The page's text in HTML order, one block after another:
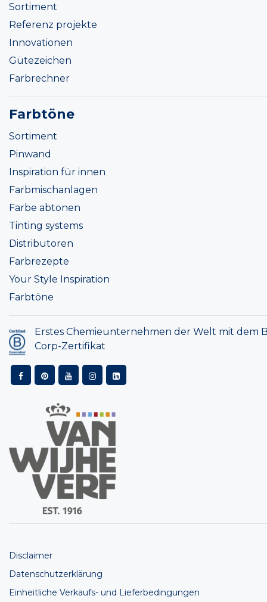
Sortiment
Referenz projekte
Innovationen
Gütezeichen
Farbrechner
Farbtöne
Sortiment
Pinwand
Inspiration für innen
Farbmischanlagen
Farbe abtonen
Tinting systems
Distributoren
Farbrezepte
Your Style Inspiration
Farbtöne
Erstes Chemieunternehmen der Welt mit dem
Corp-Zertifikat
Disclaimer
Datenschutzerklärung
Einheitliche Verkaufs- und Lieferbedingungen